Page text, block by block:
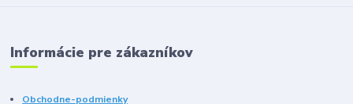
Informácie pre zákazníkov
Obchodne-podmienky